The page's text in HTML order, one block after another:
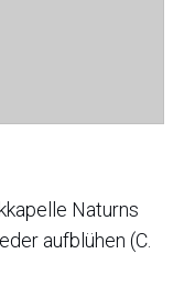
Naturns
aufblühen (C.